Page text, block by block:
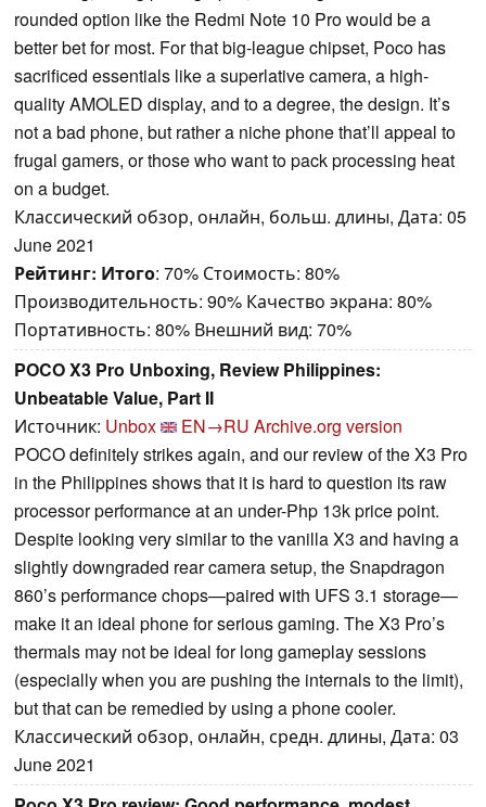
rounded option like the Redmi Note 10 Pro would be a
better bet for most. For that big-league chipset, Poco has
sacrificed essentials like a superlative camera, a high-
quality AMOLED display, and to a degree, the design. It’s
not a bad phone, but rather a niche phone that’ll appeal to
frugal gamers, or those who want to pack processing heat
on a budget.
Классический обзор, онлайн, больш. длины, Дата: 05
June 2021
Рейтинг: Итого: 70% Стоимость: 80%
Производительность: 90% Качество экрана: 80%
Портативность: 80% Внешний вид: 70%
POCO X3 Pro Unboxing, Review Philippines:
Unbeatable Value, Part II
Источник: Unbox EN→RU Archive.org version
POCO definitely strikes again, and our review of the X3 Pro
in the Philippines shows that it is hard to question its raw
processor performance at an under-Php 13k price point.
Despite looking very similar to the vanilla X3 and having a
slightly downgraded rear camera setup, the Snapdragon
860’s performance chops—paired with UFS 3.1 storage—
make it an ideal phone for serious gaming. The X3 Pro’s
thermals may not be ideal for long gameplay sessions
(especially when you are pushing the internals to the limit),
but that can be remedied by using a phone cooler.
Классический обзор, онлайн, средн. длины, Дата: 03
June 2021